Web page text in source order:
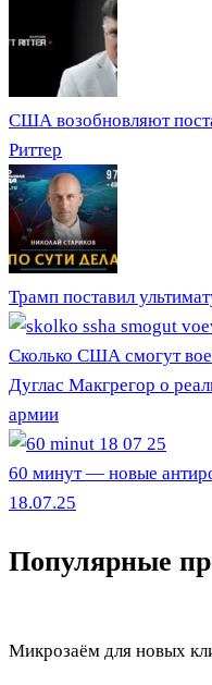
США возобновляют
Риттер
Трамп поставил
Сколько США смогут
Дуглас Макгрегор о
армии
60 минут — новые
18.07.25
Популярные
Микрозаём для новых